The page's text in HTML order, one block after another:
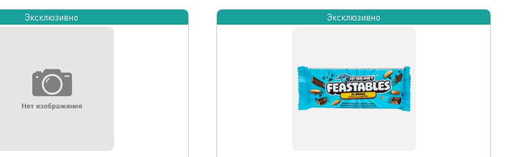
Эксклюзивно Эксклюзивно